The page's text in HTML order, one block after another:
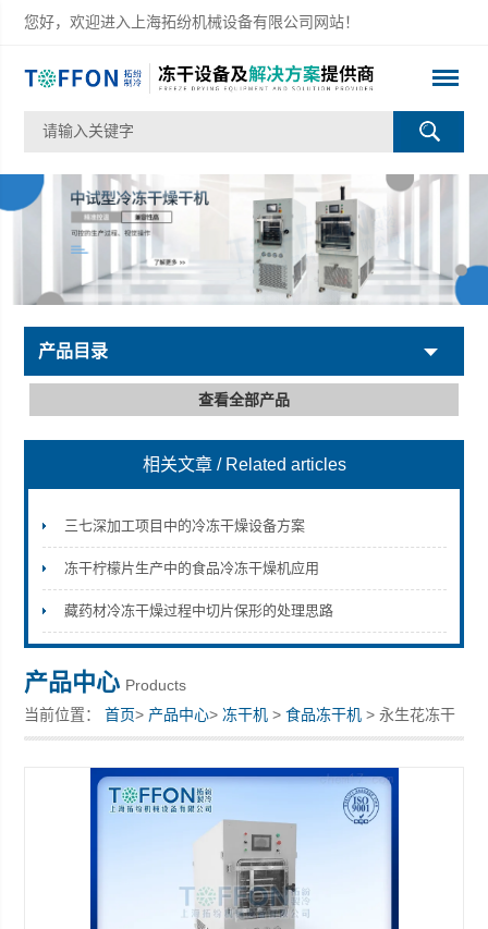
您好，欢迎进入上海拓纷机械设备有限公司网站！
上海拓纷机械设备有限公司
产品目录
查看全部产品
相关文章 / Related articles
三七深加工项目中的冷冻干燥设备方案
冻干柠檬片生产中的食品冷冻干燥机应用
藏药材冷冻干燥过程中切片保形的处理思路
产品中心 Products
当前位置：首页> 产品中心>冻干机 >食品冻干机 > 永生花冻干
机 红茶粉冷冻干燥机